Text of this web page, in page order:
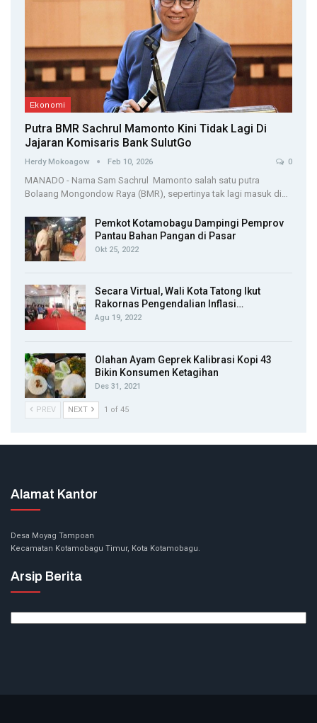
Ekonomi
Putra BMR Sachrul Mamonto Kini Tidak Lagi Di
Jajaran Komisaris Bank SulutGo
Herdy Mokoagow Feb 10, 2026 0
MANADO - Nama Sam Sachrul Mamonto salah satu putra
Bolaang Mongondow Raya (BMR), sepertinya tak lagi masuk di…
Pemkot Kotamobagu Dampingi Pemprov
Pantau Bahan Pangan di Pasar
Okt 25, 2022
Secara Virtual, Wali Kota Tatong Ikut
Rakornas Pengendalian Inflasi…
Agu 19, 2022
Olahan Ayam Geprek Kalibrasi Kopi 43
Bikin Konsumen Ketagihan
Des 31, 2021
PREV NEXT 1 of 45
Alamat Kantor
Desa Moyag Tampoan
Kecamatan Kotamobagu Timur, Kota Kotamobagu.
Arsip Berita